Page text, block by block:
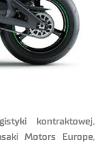
kontraktowej,
Motors Europe,